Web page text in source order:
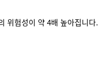
위험성이 약 4배 높아집니다.